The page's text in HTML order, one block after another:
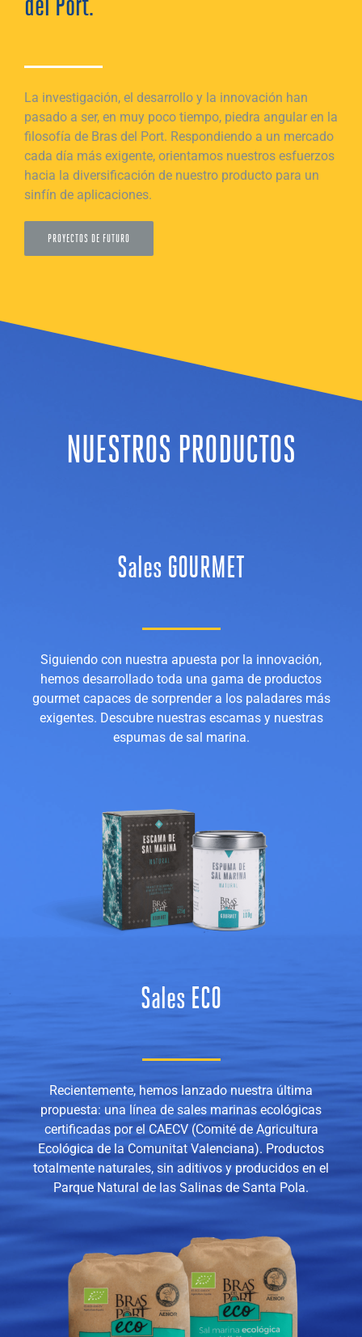
La investigación, el desarrollo y la innovación han
pasado a ser, en muy poco tiempo, piedra angular en la
filosofía de Bras del Port. Respondiendo a un mercado
cada día más exigente, orientamos nuestros esfuerzos
hacia la diversificación de nuestro producto para un
sinfín de aplicaciones.
PROYECTOS DE FUTURO
NUESTROS PRODUCTOS
Sales GOURMET
Siguiendo con nuestra apuesta por la innovación,
hemos desarrollado toda una gama de productos
gourmet capaces de sorprender a los paladares más
exigentes. Descubre nuestras escamas y nuestras
espumas de sal marina.
Sales ECO
Recientemente, hemos lanzado nuestra última
propuesta: una línea de sales marinas ecológicas
certificadas por el CAECV (Comité de Agricultura
Ecológica de la Comunitat Valenciana). Productos
totalmente naturales, sin aditivos y producidos en el
Parque Natural de las Salinas de Santa Pola.